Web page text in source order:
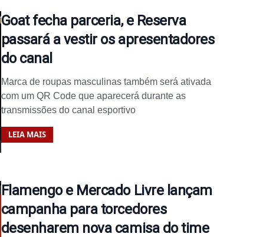
Goat fecha parceria, e Reserva
passará a vestir os apresentadores
do canal
Marca de roupas masculinas também será ativada
com um QR Code que aparecerá durante as
transmissões do canal esportivo
LEIA MAIS
Flamengo e Mercado Livre lançam
campanha para torcedores
desenharem nova camisa do time